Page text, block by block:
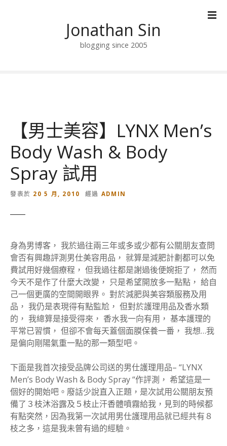
Jonathan Sin
blogging since 2005
【男士美容】LYNX Men’s
Body Wash & Body
Spray 試用
發表於 20 5 月, 2010 經過 ADMIN
身為男博客， 我於過往兩三年或多或少都有公關朋友查問
會否有興趣評測男仕美容用品， 就算是減肥計劃都可以免
費試用好幾個療程， 但我過往都是謝過後便婉拒了， 然而
今天不是作了什麼大改變， 只是希望開放多一點點， 給自
己一個更廣的空間開眼界。 對於減肥與美容類服務及用
品， 我仍是表現得有點監尬， 但對於護理用品及香水類
的， 我總算是接受得來， 香水我一向有用， 基本護理的
平常已習慣， 但卻不會每天蓋個面膜保養一番， 我想…我
是偏向剛陽氣重一點的那一類型吧。
下面是我首次接受品牌公司送的男仕護理用品– “LYNX
Men’s Body Wash & Body Spray “作評測， 希望這是一
個好的開始吧。廢話少說直入正題，是次試用公關朋友預
備了３枝沐浴露及５枝止汗香體噴霧給我，見到的時候都
有點突然，因為我第一次試用男仕護理用品就已經共有８
枝之多，這是我未曾有過的經驗。